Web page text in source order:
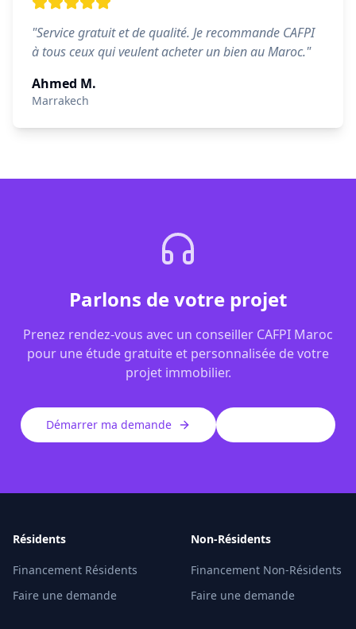
"Service gratuit et de qualité. Je recommande CAFPI
à tous ceux qui veulent acheter un bien au Maroc."
Ahmed M.
Marrakech
Parlons de votre projet
Prenez rendez-vous avec un conseiller CAFPI Maroc
pour une étude gratuite et personnalisée de votre
projet immobilier.
Démarrer ma demande
Résidents
Financement Résidents
Faire une demande
Non-Résidents
Financement Non-Résidents
Faire une demande